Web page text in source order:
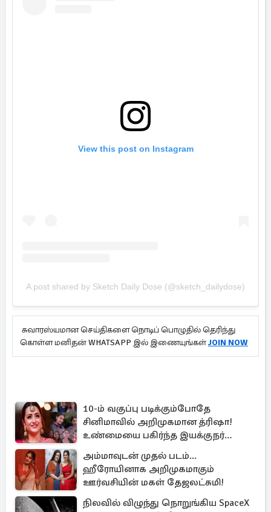
View this post on Instagram
A post shared by Sketch Daily Dose (@sketch_dailydose)
சுவாரஸ்யமான செய்திகளை நொடிப் பொழுதில் தெரிந்து
கொள்ள மனிதன் WHATSAPP இல் இணையுங்கள்JOIN NOW
10-ம் வகுப்பு படிக்கும்போதே
சினிமாவில் அறிமுகமான த்ரிஷா!
உண்மையை பகிர்ந்த இயக்குநர்
பிரவீன் காந்தி
அம்மாவுடன் முதல் படம்...
ஹீரோயினாக அறிமுகமாகும்
ஊர்வசியின் மகள் தேஜலட்சுமி!
நிலவில் விழுந்து நொறுங்கிய SpaceX